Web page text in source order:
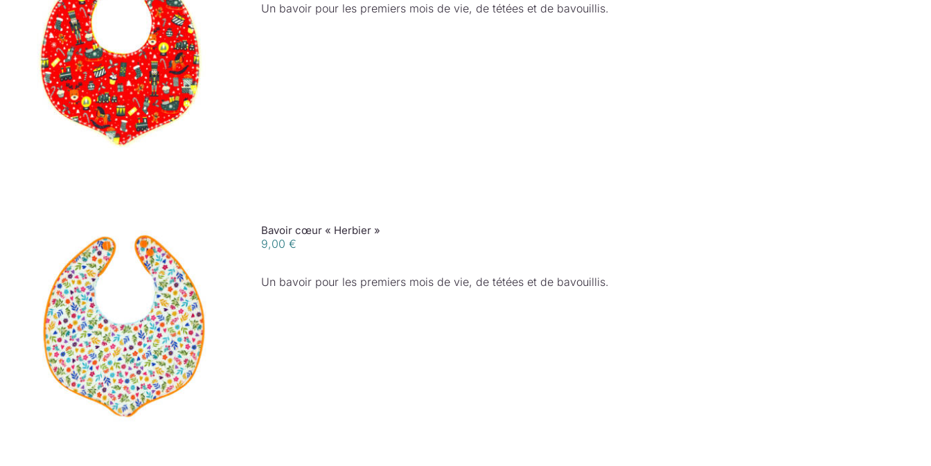
Un bavoir pour les premiers mois de vie, de tétées et de bavouillis.
Bavoir cœur « Herbier »
9,00 €
Un bavoir pour les premiers mois de vie, de tétées et de bavouillis.